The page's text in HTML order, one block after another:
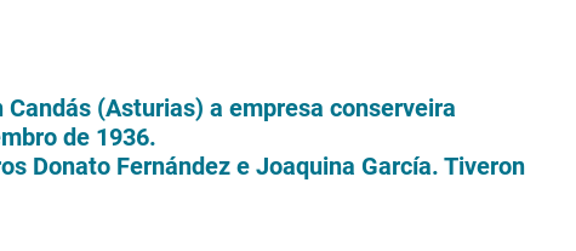
(Asturias) a empresa conserveira
de 1936.
Donato Fernández e Joaquina García. Tiveron